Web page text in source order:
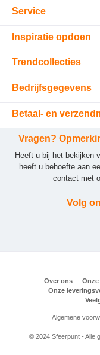
Service
Inspiratie opdoen
Trendcollecties
Bedrijfsgegevens
Betaal- en
Vragen?
Heeft u bij het bekijken
heeft u behoefte aan
contact met
Volg
Over ons
Onze
Algemene
© 2024 Sfeerpunt - Alle